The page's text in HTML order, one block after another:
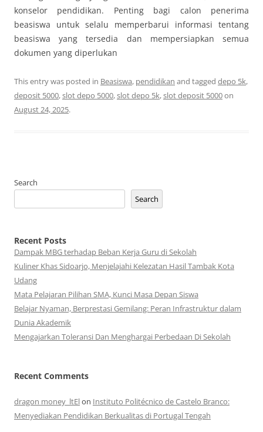
konselor pendidikan. Penting bagi calon penerima
beasiswa untuk selalu memperbarui informasi tentang
beasiswa yang tersedia dan mempersiapkan semua
dokumen yang diperlukan
This entry was posted in Beasiswa, pendidikan and tagged depo 5k,
deposit 5000,slot depo 5000,slot depo 5k,slot deposit 5000on
August 24, 2025.
Search
Search
Recent Posts
Dampak MBG terhadap Beban Kerja Guru di Sekolah
Kuliner Khas Sidoarjo, Menjelajahi Kelezatan Hasil Tambak Kota
Udang
Mata Pelajaran Pilihan SMA, Kunci Masa Depan Siswa
Belajar Nyaman, Berprestasi Gemilang: Peran Infrastruktur dalam
Dunia Akademik
Mengajarkan Toleransi Dan Menghargai Perbedaan Di Sekolah
Recent Comments
dragon money_ltElon Instituto Politécnico de Castelo Branco:
Menyediakan Pendidikan Berkualitas di Portugal Tengah